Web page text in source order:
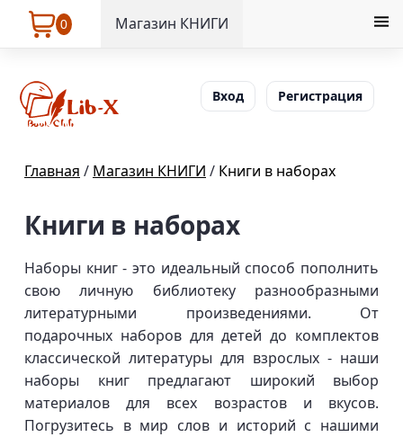
0 Магазин КНИГИ
Вход Регистрация
Главная / Магазин КНИГИ / Книги в наборах
Книги в наборах
Наборы книг - это идеальный способ пополнить
свою личную библиотеку разнообразными
литературными произведениями. От
подарочных наборов для детей до комплектов
классической литературы для взрослых - наши
наборы книг предлагают широкий выбор
материалов для всех возрастов и вкусов.
Погрузитесь в мир слов и историй с нашими